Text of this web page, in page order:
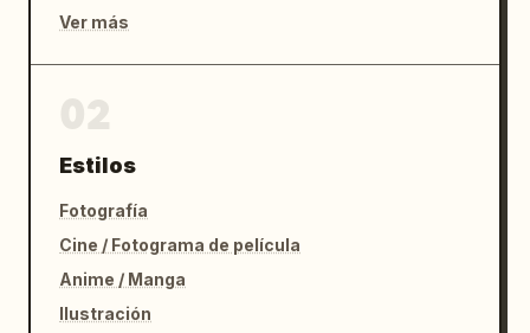
Ver más
Estilos
Fotografía
Cine / Fotograma de película
Anime / Manga
Ilustración